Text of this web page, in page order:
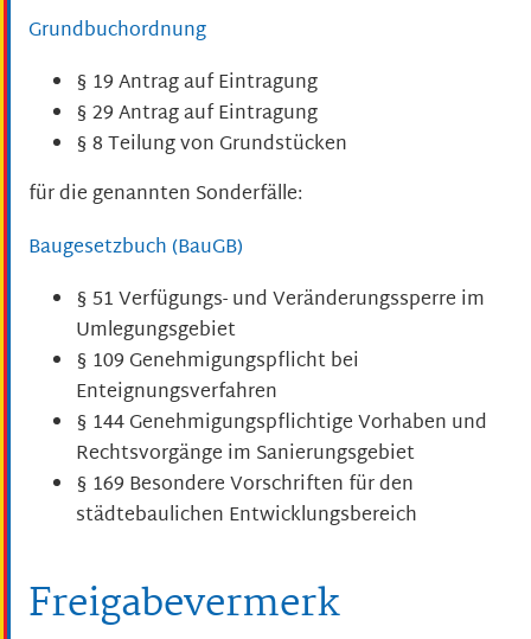
Grundbuchordnung
§ 19 Antrag auf Eintragung
§ 29 Antrag auf Eintragung
§ 8 Teilung von Grundstücken
für die genannten Sonderfälle:
Baugesetzbuch (BauGB)
§ 51 Verfügungs- und Veränderungssperre im
Umlegungsgebiet
§ 109 Genehmigungspflicht bei
Enteignungsverfahren
§ 144 Genehmigungspflichtige Vorhaben und
Rechtsvorgänge im Sanierungsgebiet
§ 169 Besondere Vorschriften für den
städtebaulichen Entwicklungsbereich
Freigabevermerk